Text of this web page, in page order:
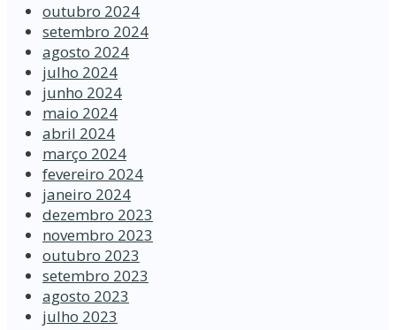
outubro 2024
setembro 2024
agosto 2024
julho 2024
junho 2024
maio 2024
abril 2024
março 2024
fevereiro 2024
janeiro 2024
dezembro 2023
novembro 2023
outubro 2023
setembro 2023
agosto 2023
julho 2023